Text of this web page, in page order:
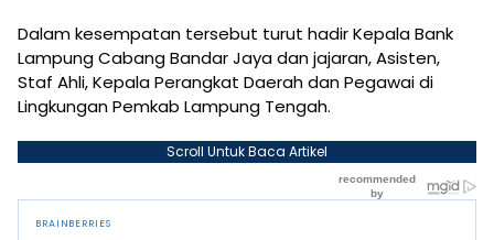
Dalam kesempatan tersebut turut hadir Kepala Bank
Lampung Cabang Bandar Jaya dan jajaran, Asisten,
Staf Ahli, Kepala Perangkat Daerah dan Pegawai di
Lingkungan Pemkab Lampung Tengah.
Scroll Untuk Baca Artikel